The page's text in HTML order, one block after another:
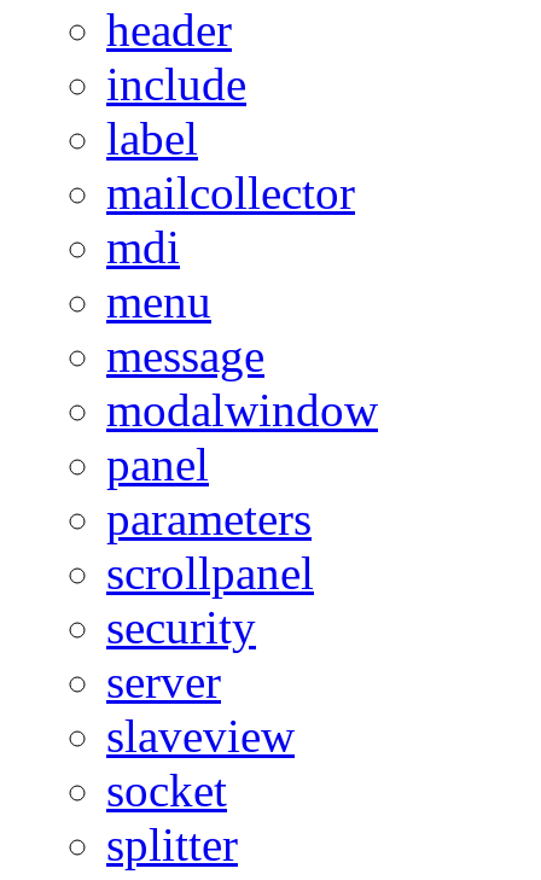
header
include
label
mailcollector
mdi
menu
message
modalwindow
panel
parameters
scrollpanel
security
server
slaveview
socket
splitter